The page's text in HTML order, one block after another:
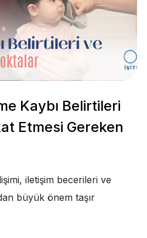
Kaybı Belirtileri
Etmesi Gereken
iletişim becerileri ve
büyük önem taşır